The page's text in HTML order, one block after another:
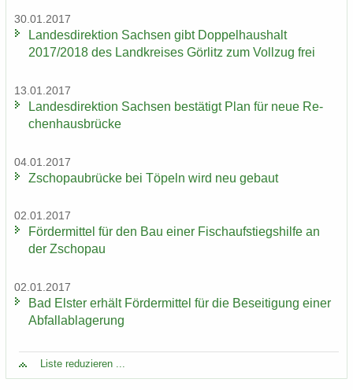
30.01.2017
Lan­des­di­rek­ti­on Sach­sen gibt Dop­pel­haus­halt
2017/2018 des Land­krei­ses Gör­litz zum Voll­zug frei
13.01.2017
Lan­des­di­rek­ti­on Sach­sen be­stä­tigt Plan für neue Re­
chen­haus­brü­cke
04.01.2017
Zscho­pau­brü­cke bei Tö­peln wird neu ge­baut
02.01.2017
För­der­mit­tel für den Bau einer Fisch­auf­stiegs­hil­fe an
der Zscho­pau
02.01.2017
Bad Els­ter er­hält För­der­mit­tel für die Be­sei­ti­gung einer
Ab­fall­ab­la­ge­rung
Liste re­du­zie­ren ...